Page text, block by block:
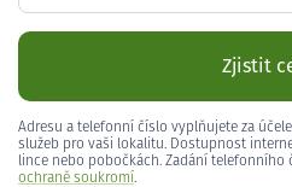
Zjistit
Adresu a telefonní číslo vyplňujete za
služeb pro vaši lokalitu. Dostupnost
lince nebo pobočkách. Zadání telefonního
ochraně soukromí.